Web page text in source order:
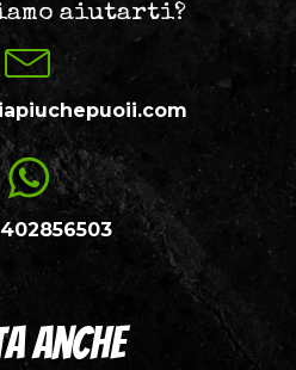
aiutarti?
anche